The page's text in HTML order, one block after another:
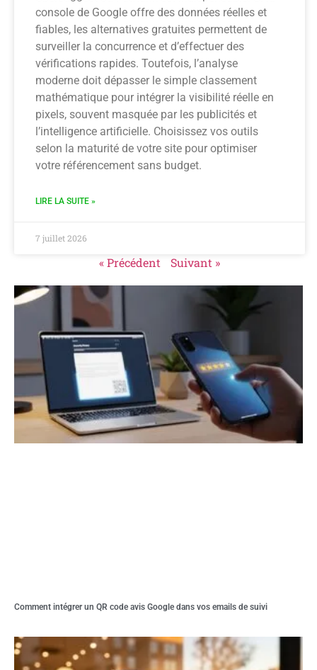
console de Google offre des données réelles et
fiables, les alternatives gratuites permettent de
surveiller la concurrence et d’effectuer des
vérifications rapides. Toutefois, l’analyse
moderne doit dépasser le simple classement
mathématique pour intégrer la visibilité réelle en
pixels, souvent masquée par les publicités et
l’intelligence artificielle. Choisissez vos outils
selon la maturité de votre site pour optimiser
votre référencement sans budget.
LIRE LA SUITE »
7 juillet 2026
« Précédent Suivant »
Comment intégrer un QR code avis Google dans vos emails de suivi